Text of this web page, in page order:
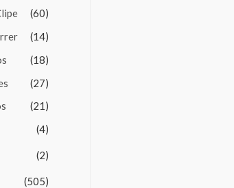
(60)
(14)
(18)
(27)
(21)
(4)
(2)
(505)